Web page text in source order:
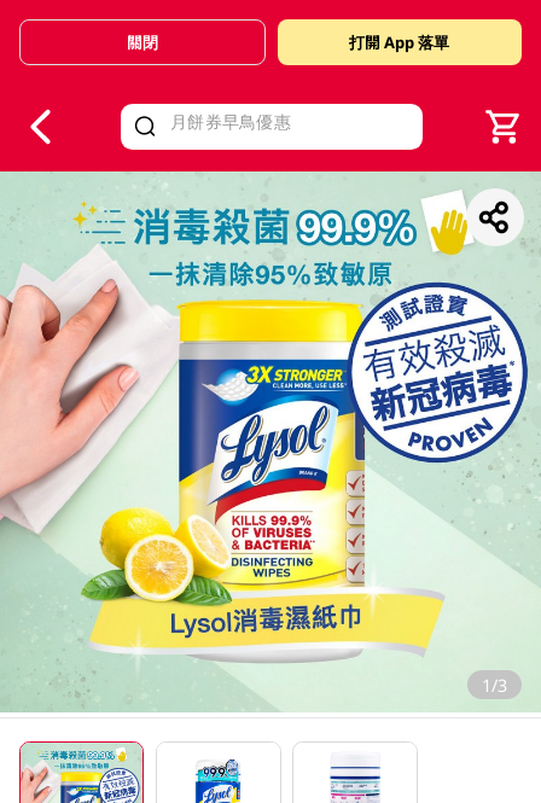
Valid Until 30 June 2026
關閉 打開 App 落單
1/3